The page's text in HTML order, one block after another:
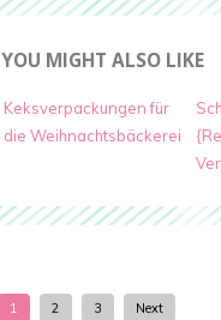
YOU MIGHT ALSO LIKE
Keksverpackungen für
die Weihnachtsbäckerei
1 2 3 Next